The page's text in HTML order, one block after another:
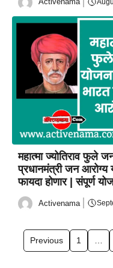
महात्मा ज्योतिराव फुले
प्रधानमंत्री जन आरोग्य
फायदा होणार | संपूर्ण
Activenama
Previous 1